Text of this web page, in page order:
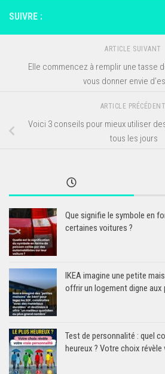
SUIVRE :
ARTICLE SUIVANT
Elle commencez à remplir une tasse
vous donner envie
ARTICLE PRÉCÉDENT
Voici 3 conseils pour mieux utiliser
tous les jours
Que signifie le symbole en
certaines voitures ?
IKEA imagine une petite
offrir un logement digne
Test de personnalité : quel
heureux ? Votre choix révèle